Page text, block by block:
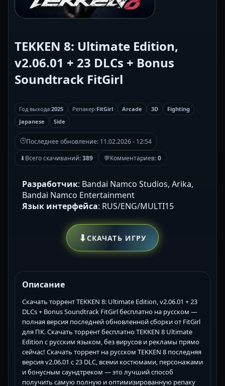
TEKKEN 8: Ultimate Edition,
v2.06.01 + 23 DLCs + Bonus
Soundtrack FitGirl
Год выхода:2025 Репакер:FitGirl Arcade 3D
Fighting
Japanese
Side
🕒Последнее обновление: 11.02.2026 - 12:54
⬇Всего скачиваний:389 💬Комментариев:0
Разработчик: Bandai Namco Studios, Arika,
Bandai Namco Entertainment
Язык интерфейса: RUS/ENG/MULTI15
⬇СКАЧАТЬ ИГРУ
Описание
Скачать торрент TEKKEN 8: Ultimate Edition, v2.06.01 + 23
DLCs + Bonus Soundtrack FitGirl бесплатно на русском —
полная версия последней обновленной сборки от FitGirl
для ПК. Скачать торрент бесплатно TEKKEN 8 Ultimate
Edition с русским языком, без вирусов и рекламы прямо
сейчас! Скачать торрент на русском TEKKEN 8 последняя
версия v2.06.01 с 23 DLC, всеми костюмами, персонажами
и бонусным саундтреком — это лучший способ
получить самую полную и оптимизированную репаку